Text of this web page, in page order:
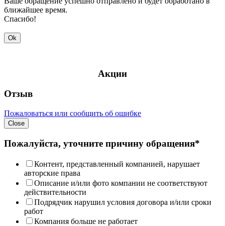
ближайшее время.
Спасибо!
Ok
Акции
Отзыв
Пожаловаться или сообщить об ошибке
Close
Пожалуйста, уточните причину обращения*
Контент, представленный компанией, нарушает
авторские права
Описание и/или фото компании не соответствуют
действительности
Подрядчик нарушил условия договора и/или сроки
работ
Компания больше не работает